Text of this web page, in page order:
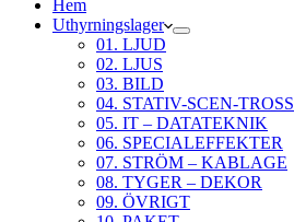
Hem
Uthyrningslager
01. LJUD
02. LJUS
03. BILD
04. STATIV-SCEN-TROSS
05. IT – DATATEKNIK
06. SPECIALEFFEKTER
07. STRÖM – KABLAGE
08. TYGER – DEKOR
09. ÖVRIGT